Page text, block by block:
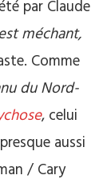
par Claude
méchant,
Comme
du Nord-
, celui
aussi
/ Cary